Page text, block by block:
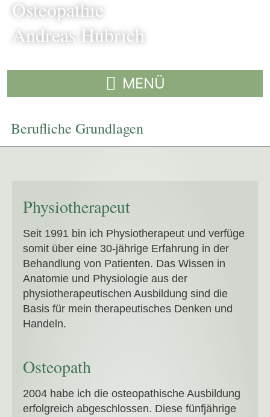
Osteopathie
Andreas Hubrich
Berufliche Grundlagen
Physiotherapeut
Seit 1991 bin ich Physiotherapeut und verfüge
somit über eine 30-jährige Erfahrung in der
Behandlung von Patienten. Das Wissen in
Anatomie und Physiologie aus der
physiotherapeutischen Ausbildung sind die
Basis für mein therapeutisches Denken und
Handeln.
Osteopath
2004 habe ich die osteopathische Ausbildung
erfolgreich abgeschlossen. Diese fünfjährige